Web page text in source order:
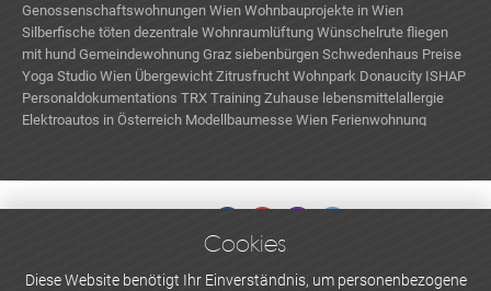
Genossenschaftswohnungen Wien Wohnbauprojekte in Wien
Silberfische töten dezentrale Wohnraumlüftung Wünschelrute fliegen
mit hund Gemeindewohnung Graz siebenbürgen Schwedenhaus Preise
Yoga Studio Wien Übergewicht Zitrusfrucht Wohnpark Donaucity ISHAP
Personaldokumentations TRX Training Zuhause lebensmittelallergie
Elektroautos in Österreich Modellbaumesse Wien Ferienwohnung
WERBEN UND INSERIEREN
Cookies
Diese Website benötigt Ihr Einverständnis, um personenbezogene